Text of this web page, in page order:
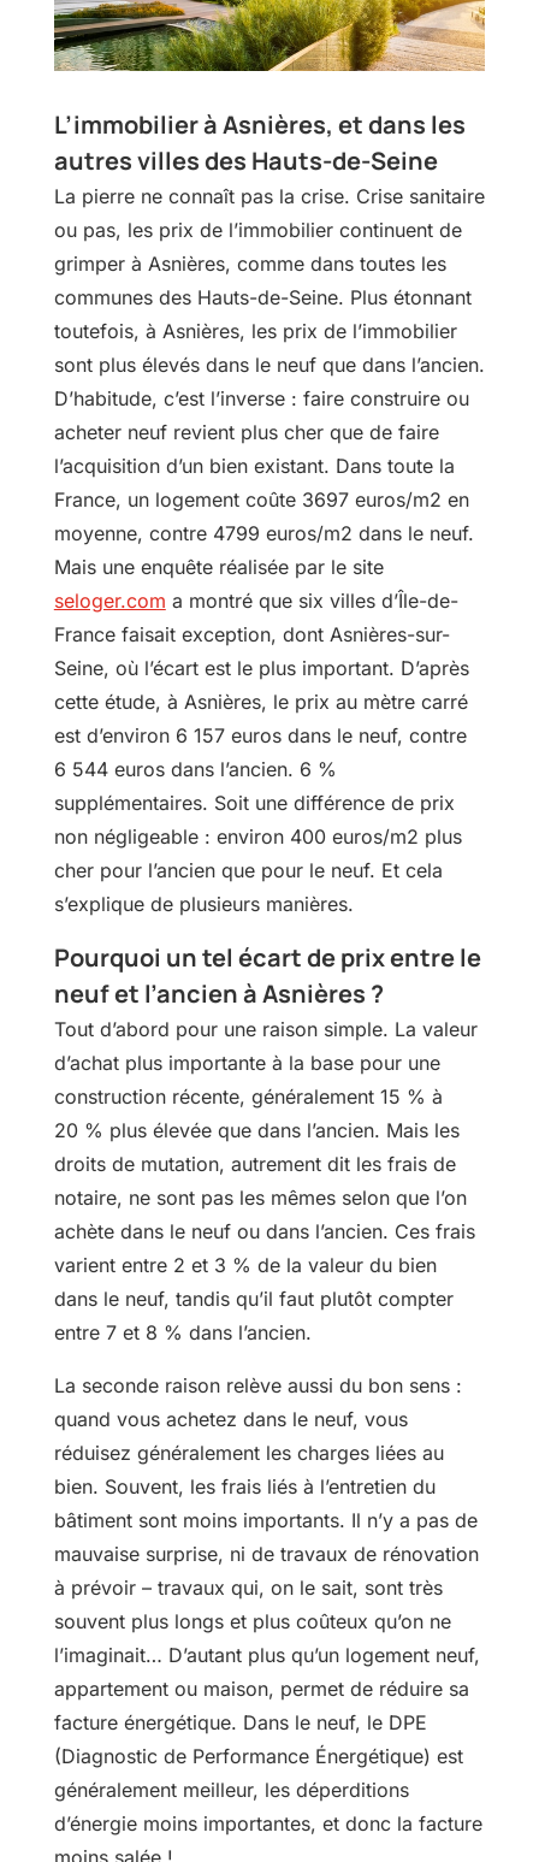
L’immobilier à Asnières, et dans les
autres villes des Hauts-de-Seine
La pierre ne connaît pas la crise. Crise sanitaire
ou pas, les prix de l’immobilier continuent de
grimper à Asnières, comme dans toutes les
communes des Hauts-de-Seine. Plus étonnant
toutefois, à Asnières, les prix de l’immobilier
sont plus élevés dans le neuf que dans l’ancien.
D’habitude, c’est l’inverse : faire construire ou
acheter neuf revient plus cher que de faire
l’acquisition d’un bien existant. Dans toute la
France, un logement coûte 3697 euros/m2 en
moyenne, contre 4799 euros/m2 dans le neuf.
Mais une enquête réalisée par le site
seloger.com a montré que six villes d’Île-de-
France faisait exception, dont Asnières-sur-
Seine, où l’écart est le plus important. D’après
cette étude, à Asnières, le prix au mètre carré
est d’environ 6 157 euros dans le neuf, contre
6 544 euros dans l’ancien. 6 %
supplémentaires. Soit une différence de prix
non négligeable : environ 400 euros/m2 plus
cher pour l’ancien que pour le neuf. Et cela
s’explique de plusieurs manières.
Pourquoi un tel écart de prix entre le
neuf et l’ancien à Asnières ?
Tout d’abord pour une raison simple. La valeur
d’achat plus importante à la base pour une
construction récente, généralement 15 % à
20 % plus élevée que dans l’ancien. Mais les
droits de mutation, autrement dit les frais de
notaire, ne sont pas les mêmes selon que l’on
achète dans le neuf ou dans l’ancien. Ces frais
varient entre 2 et 3 % de la valeur du bien
dans le neuf, tandis qu’il faut plutôt compter
entre 7 et 8 % dans l’ancien.
La seconde raison relève aussi du bon sens :
quand vous achetez dans le neuf, vous
réduisez généralement les charges liées au
bien. Souvent, les frais liés à l’entretien du
bâtiment sont moins importants. Il n’y a pas de
mauvaise surprise, ni de travaux de rénovation
à prévoir – travaux qui, on le sait, sont très
souvent plus longs et plus coûteux qu’on ne
l’imaginait… D’autant plus qu’un logement neuf,
appartement ou maison, permet de réduire sa
facture énergétique. Dans le neuf, le DPE
(Diagnostic de Performance Énergétique) est
généralement meilleur, les déperditions
d’énergie moins importantes, et donc la facture